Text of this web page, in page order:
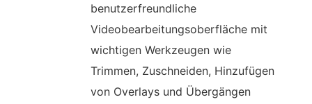
benutzerfreundliche
Videobearbeitungsoberfläche mit
wichtigen Werkzeugen wie
Trimmen, Zuschneiden, Hinzufügen
von Overlays und Übergängen